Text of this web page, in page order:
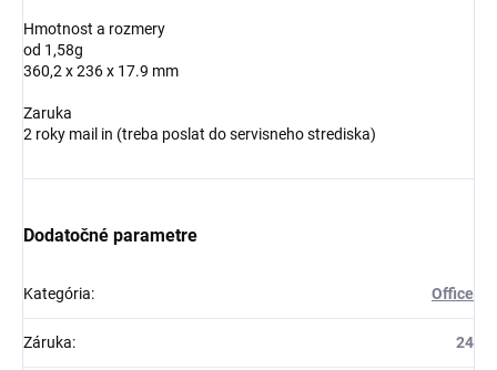
Hmotnost a rozmery
od 1,58g
360,2 x 236 x 17.9 mm
Zaruka
2 roky mail in (treba poslat do servisneho strediska)
Dodatočné parametre
Kategória: Office
Záruka: 24